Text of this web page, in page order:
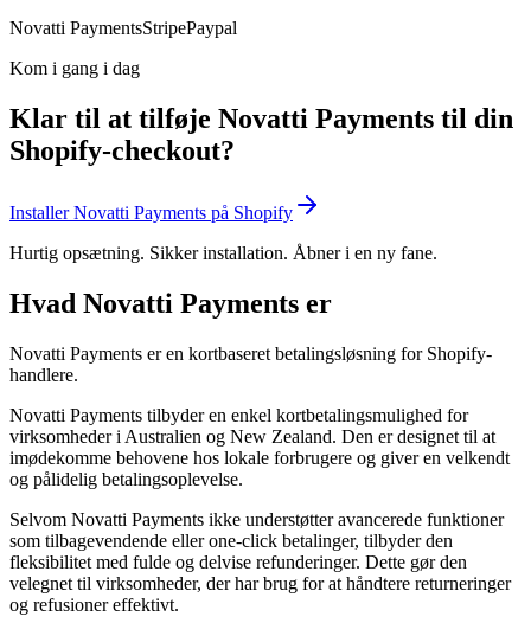
Novatti PaymentsStripePaypal
Kom i gang i dag
Klar til at tilføje Novatti Payments til din
Shopify-checkout?
Installer Novatti Payments på Shopify
Hurtig opsætning. Sikker installation. Åbner i en ny fane.
Hvad Novatti Payments er
Novatti Payments er en kortbaseret betalingsløsning for Shopify-
handlere.
Novatti Payments tilbyder en enkel kortbetalingsmulighed for
virksomheder i Australien og New Zealand. Den er designet til at
imødekomme behovene hos lokale forbrugere og giver en velkendt
og pålidelig betalingsoplevelse.
Selvom Novatti Payments ikke understøtter avancerede funktioner
som tilbagevendende eller one-click betalinger, tilbyder den
fleksibilitet med fulde og delvise refunderinger. Dette gør den
velegnet til virksomheder, der har brug for at håndtere returneringer
og refusioner effektivt.